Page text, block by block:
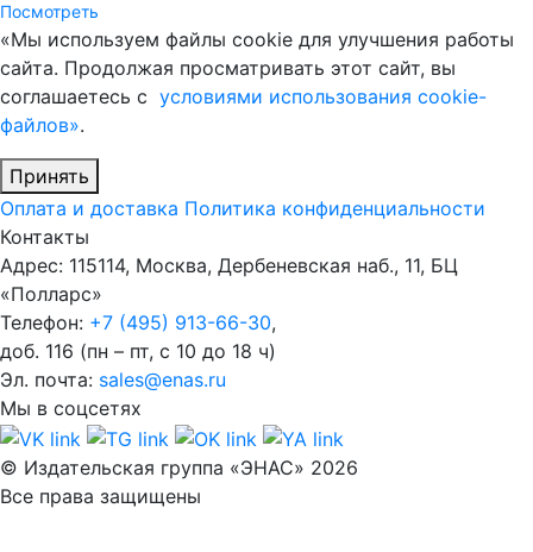
Посмотреть
«Мы используем файлы cookie для улучшения работы
сайта. Продолжая просматривать этот сайт, вы
соглашаетесь с условиями использования cookie-
файлов».
Принять
Оплата и доставка Политика конфиденциальности
Контакты
Адрес: 115114, Москва, Дербеневская наб., 11, БЦ
«Полларс»
Телефон: +7 (495) 913-66-30,
доб. 116 (пн – пт, с 10 до 18 ч)
Эл. почта: sales@enas.ru
Мы в соцсетях
© Издательская группа «ЭНАС» 2026
Все права защищены